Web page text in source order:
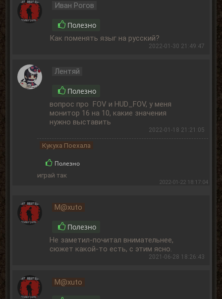
Иван Рогов
Полезно
Как поменять языг на русский?
2022-01-30 21:49:47
Лентяй
Полезно
вопрос про FOV и HUD_FOV, у меня
монитор 16 на 10, какие значения
нужно выставить
2022-01-18 21:21:05
Кукуха Поехала
Полезно
играй так
2022-01-22 18:17:04
M@xuto
Полезно
Не заметил-почитал внимательнее,
сюжет какой-то есть, с этим ясно.
2021-06-28 18:26:43
M@xuto